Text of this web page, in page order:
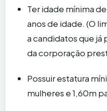
Ter idade mínima
anos de idade. (O
a candidatos que já
da corporação
Possuir estatura
mulheres e 1,60m